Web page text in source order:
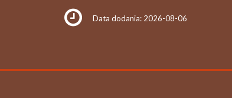
Data dodania: 2026-08-06